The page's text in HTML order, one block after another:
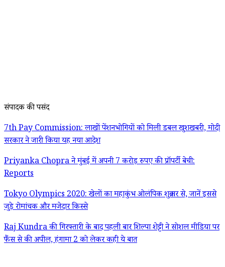
संपादक की पसंद
7th Pay Commission: लाखों पेंशनभोगियों को मिली डबल खुशखबरी, मोदी
सरकार ने जारी किया यह नया आदेश
Priyanka Chopra ने मुंबई में अपनी 7 करोड़ रुपए की प्रॉपर्टी बेची:
Reports
Tokyo Olympics 2020: खेलों का महाकुंभ ओलंपिक शुक्रवार से, जानें इससे
जुड़े रोमांचक और मजेदार किस्से
Raj Kundra की गिरफ्तारी के बाद पहली बार शिल्पा शेट्टी ने सोशल मीडिया पर
फैंस से की अपील, हंगामा 2 को लेकर कही ये बात